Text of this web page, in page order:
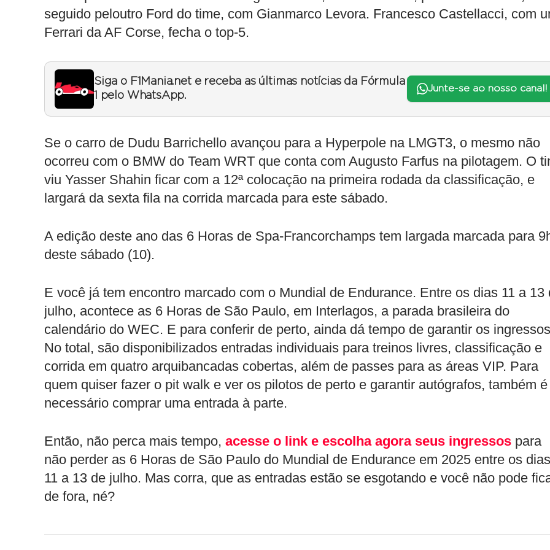
seguido peloutro Ford do time, com Gianmarco Levora. Francesco Castellacci, com
Ferrari da AF Corse, fecha o top-5.
Siga o F1Mania.net e receba as últimas notícias da Fórmula
1 pelo WhatsApp.
Junte-se ao nosso canal!
Se o carro de Dudu Barrichello avançou para a Hyperpole na LMGT3, o mesmo não
ocorreu com o BMW do Team WRT que conta com Augusto Farfus na pilotagem. O
viu Yasser Shahin ficar com a 12ª colocação na primeira rodada da classificação, e
largará da sexta fila na corrida marcada para este sábado.
A edição deste ano das 6 Horas de Spa-Francorchamps tem largada marcada para
deste sábado (10).
E você já tem encontro marcado com o Mundial de Endurance. Entre os dias 11 a 13
julho, acontece as 6 Horas de São Paulo, em Interlagos, a parada brasileira do
calendário do WEC. E para conferir de perto, ainda dá tempo de garantir os
No total, são disponibilizados entradas individuais para treinos livres, classificação e
corrida em quatro arquibancadas cobertas, além de passes para as áreas VIP. Para
quem quiser fazer o pit walk e ver os pilotos de perto e garantir autógrafos, também é
necessário comprar uma entrada à parte.
Então, não perca mais tempo, acesse o link e escolha agora seus ingressos para
não perder as 6 Horas de São Paulo do Mundial de Endurance em 2025 entre os dias
11 a 13 de julho. Mas corra, que as entradas estão se esgotando e você não pode
de fora, né?